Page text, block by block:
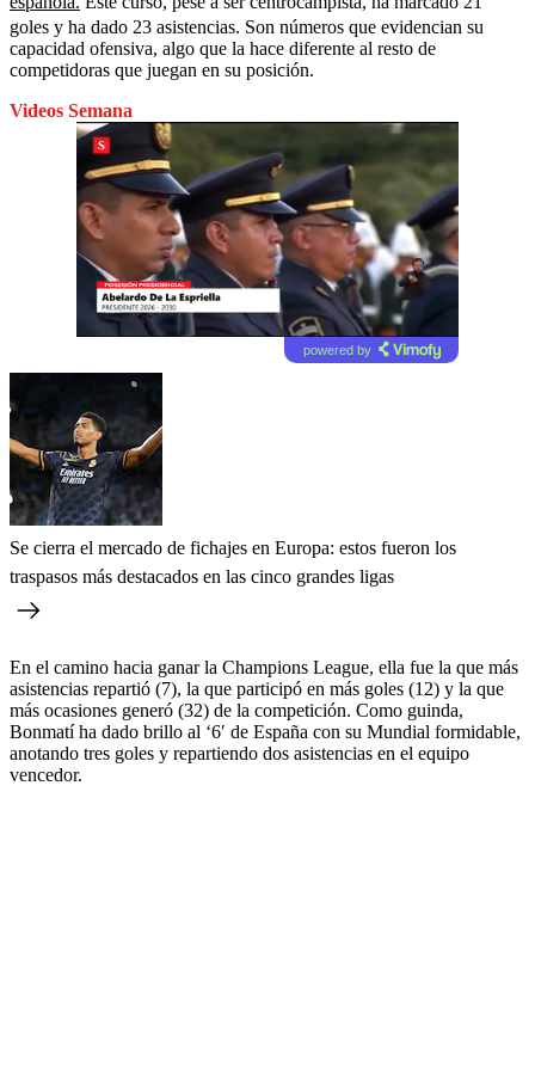
goles y ha dado 23 asistencias. Son números que evidencian su
capacidad ofensiva, algo que la hace diferente al resto de
competidoras que juegan en su posición.
Videos Semana
powered by
Se cierra el mercado de fichajes en Europa: estos fueron los
traspasos más destacados en las cinco grandes ligas
En el camino hacia ganar la Champions League, ella fue la que más
asistencias repartió (7), la que participó en más goles (12) y la que
más ocasiones generó (32) de la competición. Como guinda,
Bonmatí ha dado brillo al ‘6′ de España con su Mundial formidable,
anotando tres goles y repartiendo dos asistencias en el equipo
vencedor.